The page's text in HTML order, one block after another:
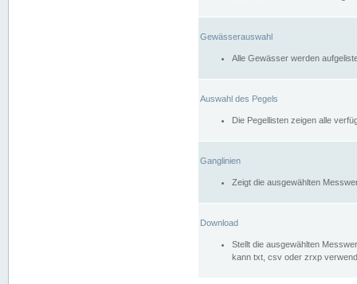
Gewässerauswahl
Alle Gewässer werden
Auswahl des Pegels
Die Pegellisten zeigen alle
Ganglinien
Zeigt die ausgewählten
Download
Stellt die ausgewählten
kann txt, csv oder zrxp